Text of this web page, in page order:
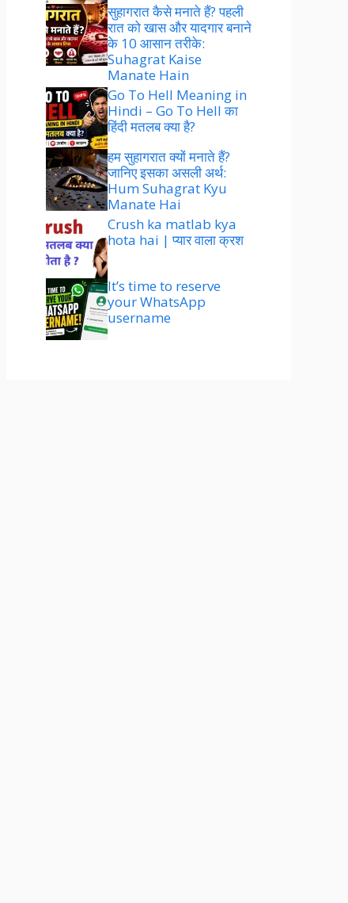
सुहागरात कैसे मनाते हैं? पहली
रात को खास और यादगार बनाने
के 10 आसान तरीके:
Suhagrat Kaise
Manate Hain
Go To Hell Meaning in
Hindi – Go To Hell का
हिंदी मतलब क्या है?
हम सुहागरात क्यों मनाते हैं?
जानिए इसका असली अर्थ:
Hum Suhagrat Kyu
Manate Hai
Crush ka matlab kya
hota hai | प्यार वाला क्रश
It’s time to reserve
your WhatsApp
username